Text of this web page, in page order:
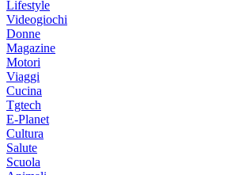
Lifestyle
Videogiochi
Donne
Magazine
Motori
Viaggi
Cucina
Tgtech
E-Planet
Cultura
Salute
Scuola